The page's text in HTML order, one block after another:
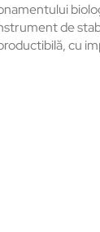
de
cu